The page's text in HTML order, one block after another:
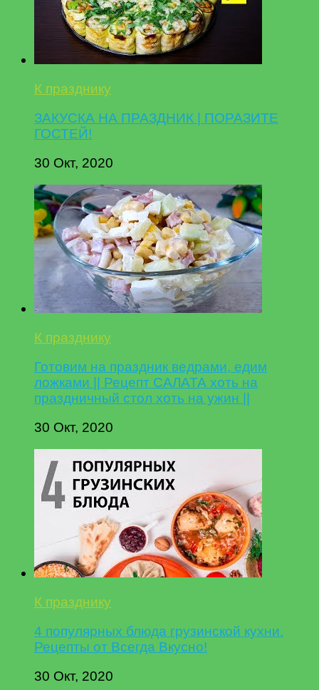
К празднику
ЗАКУСКА НА ПРАЗДНИК | ПОРАЗИТЕ
ГОСТЕЙ!
30 Окт, 2020
К празднику
Готовим на праздник ведрами, едим
ложками || Рецепт САЛАТА хоть на
праздничный стол хоть на ужин ||
30 Окт, 2020
К празднику
4 популярных блюда грузинской кухни.
Рецепты от Всегда Вкусно!
30 Окт, 2020